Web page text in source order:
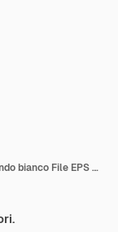
Iconica di stile isometrico Simbolo su sfondo bianco File EPS 10